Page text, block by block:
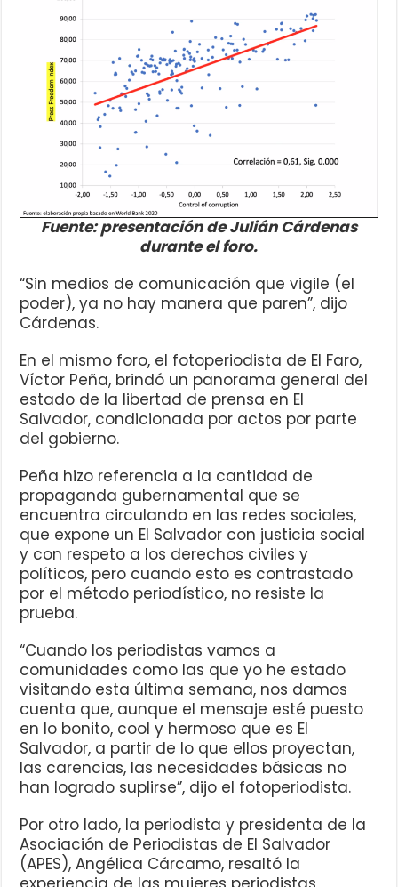
Fuente: presentación de Julián Cárdenas
durante el foro.
“Sin medios de comunicación que vigile (el
poder), ya no hay manera que paren”, dijo
Cárdenas.
En el mismo foro, el fotoperiodista de El Faro,
Víctor Peña, brindó un panorama general del
estado de la libertad de prensa en El
Salvador, condicionada por actos por parte
del gobierno.
Peña hizo referencia a la cantidad de
propaganda gubernamental que se
encuentra circulando en las redes sociales,
que expone un El Salvador con justicia social
y con respeto a los derechos civiles y
políticos, pero cuando esto es contrastado
por el método periodístico, no resiste la
prueba.
“Cuando los periodistas vamos a
comunidades como las que yo he estado
visitando esta última semana, nos damos
cuenta que, aunque el mensaje esté puesto
en lo bonito, cool y hermoso que es El
Salvador, a partir de lo que ellos proyectan,
las carencias, las necesidades básicas no
han logrado suplirse”, dijo el fotoperiodista.
Por otro lado, la periodista y presidenta de la
Asociación de Periodistas de El Salvador
(APES), Angélica Cárcamo, resaltó la